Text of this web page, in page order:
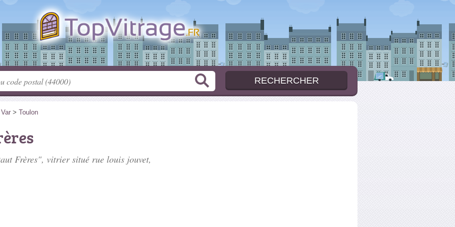
Var > Toulon
Frères", vitrier situé rue louis jouvet,